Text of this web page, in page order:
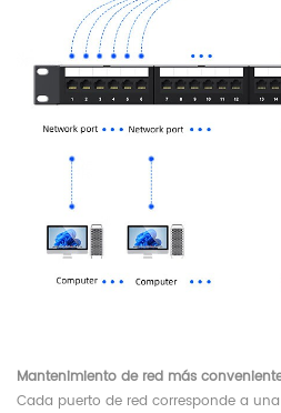
Mantenimiento de red más
Cada puerto de red corresponde a